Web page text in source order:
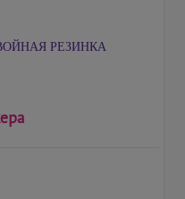
РЕЗИНКА